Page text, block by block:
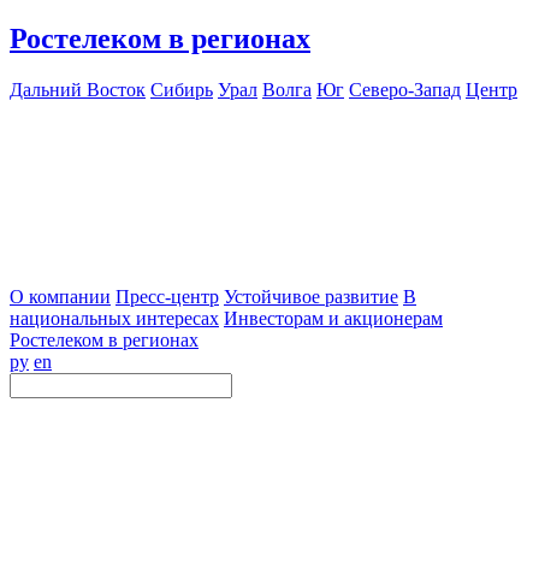
Ростелеком в регионах
Дальний Восток Сибирь Урал Волга Юг Северо-Запад Центр
О компании Пресс-центр Устойчивое развитие В
национальных интересах Инвесторам и акционерам
Ростелеком в регионах
ру en